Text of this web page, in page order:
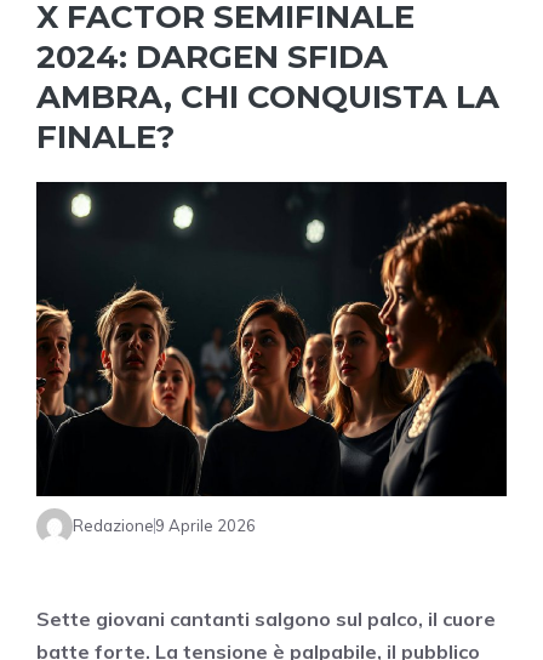
X FACTOR SEMIFINALE
2024: DARGEN SFIDA
AMBRA, CHI CONQUISTA LA
FINALE?
Redazione9 Aprile 2026
Sette giovani cantanti salgono sul palco, il cuore
batte forte. La tensione è palpabile, il pubblico